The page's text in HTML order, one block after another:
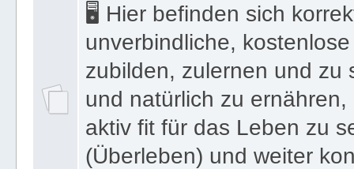
🖥 Hier befinden sich
unverbindliche,
zubilden, zulernen und zu
und natürlich zu
aktiv fit für das Leben zu
(Überleben) und weiter